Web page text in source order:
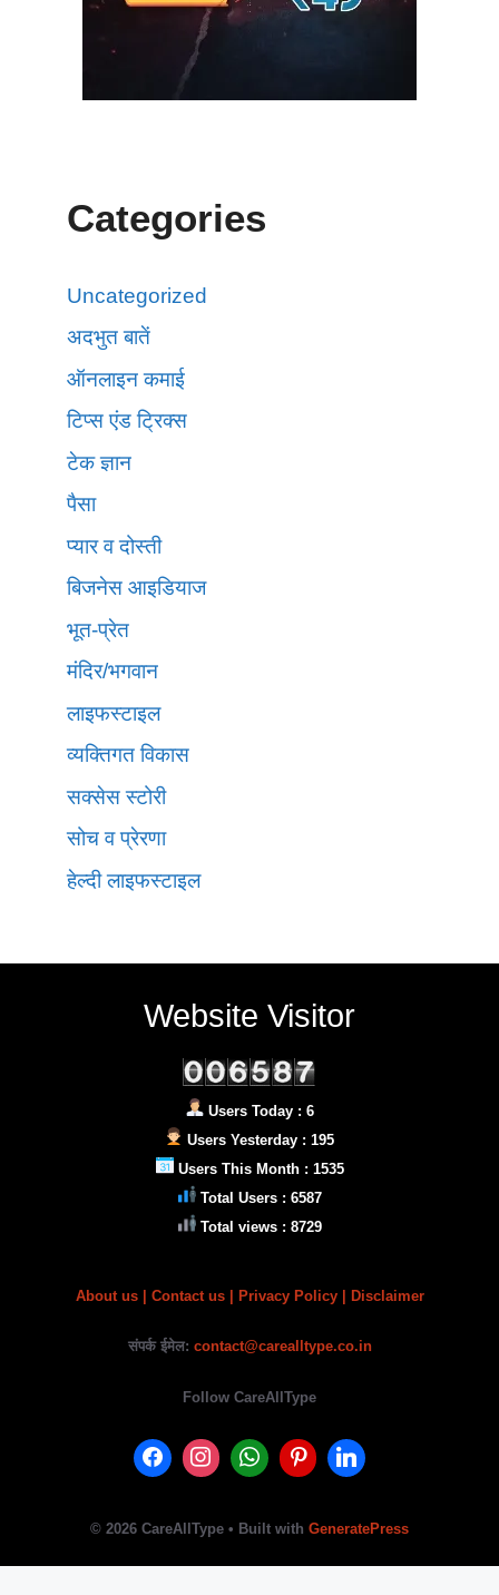
Categories
Uncategorized
अदभुत बातें
ऑनलाइन कमाई
टिप्स एंड ट्रिक्स
टेक ज्ञान
पैसा
प्यार व दोस्ती
बिजनेस आइडियाज
भूत-प्रेत
मंदिर/भगवान
लाइफस्टाइल
व्यक्तिगत विकास
सक्सेस स्टोरी
सोच व प्रेरणा
हेल्दी लाइफस्टाइल
Website Visitor
Users Today : 6
Users Yesterday : 195
Users This Month : 1535
Total Users : 6587
Total views : 8729
About us Contact us | Privacy Policy | Disclaimer
संपर्क ईमेल: contact@carealltype.co.in
Follow CareAllType
© 2026 CareAllType • Built with GeneratePress